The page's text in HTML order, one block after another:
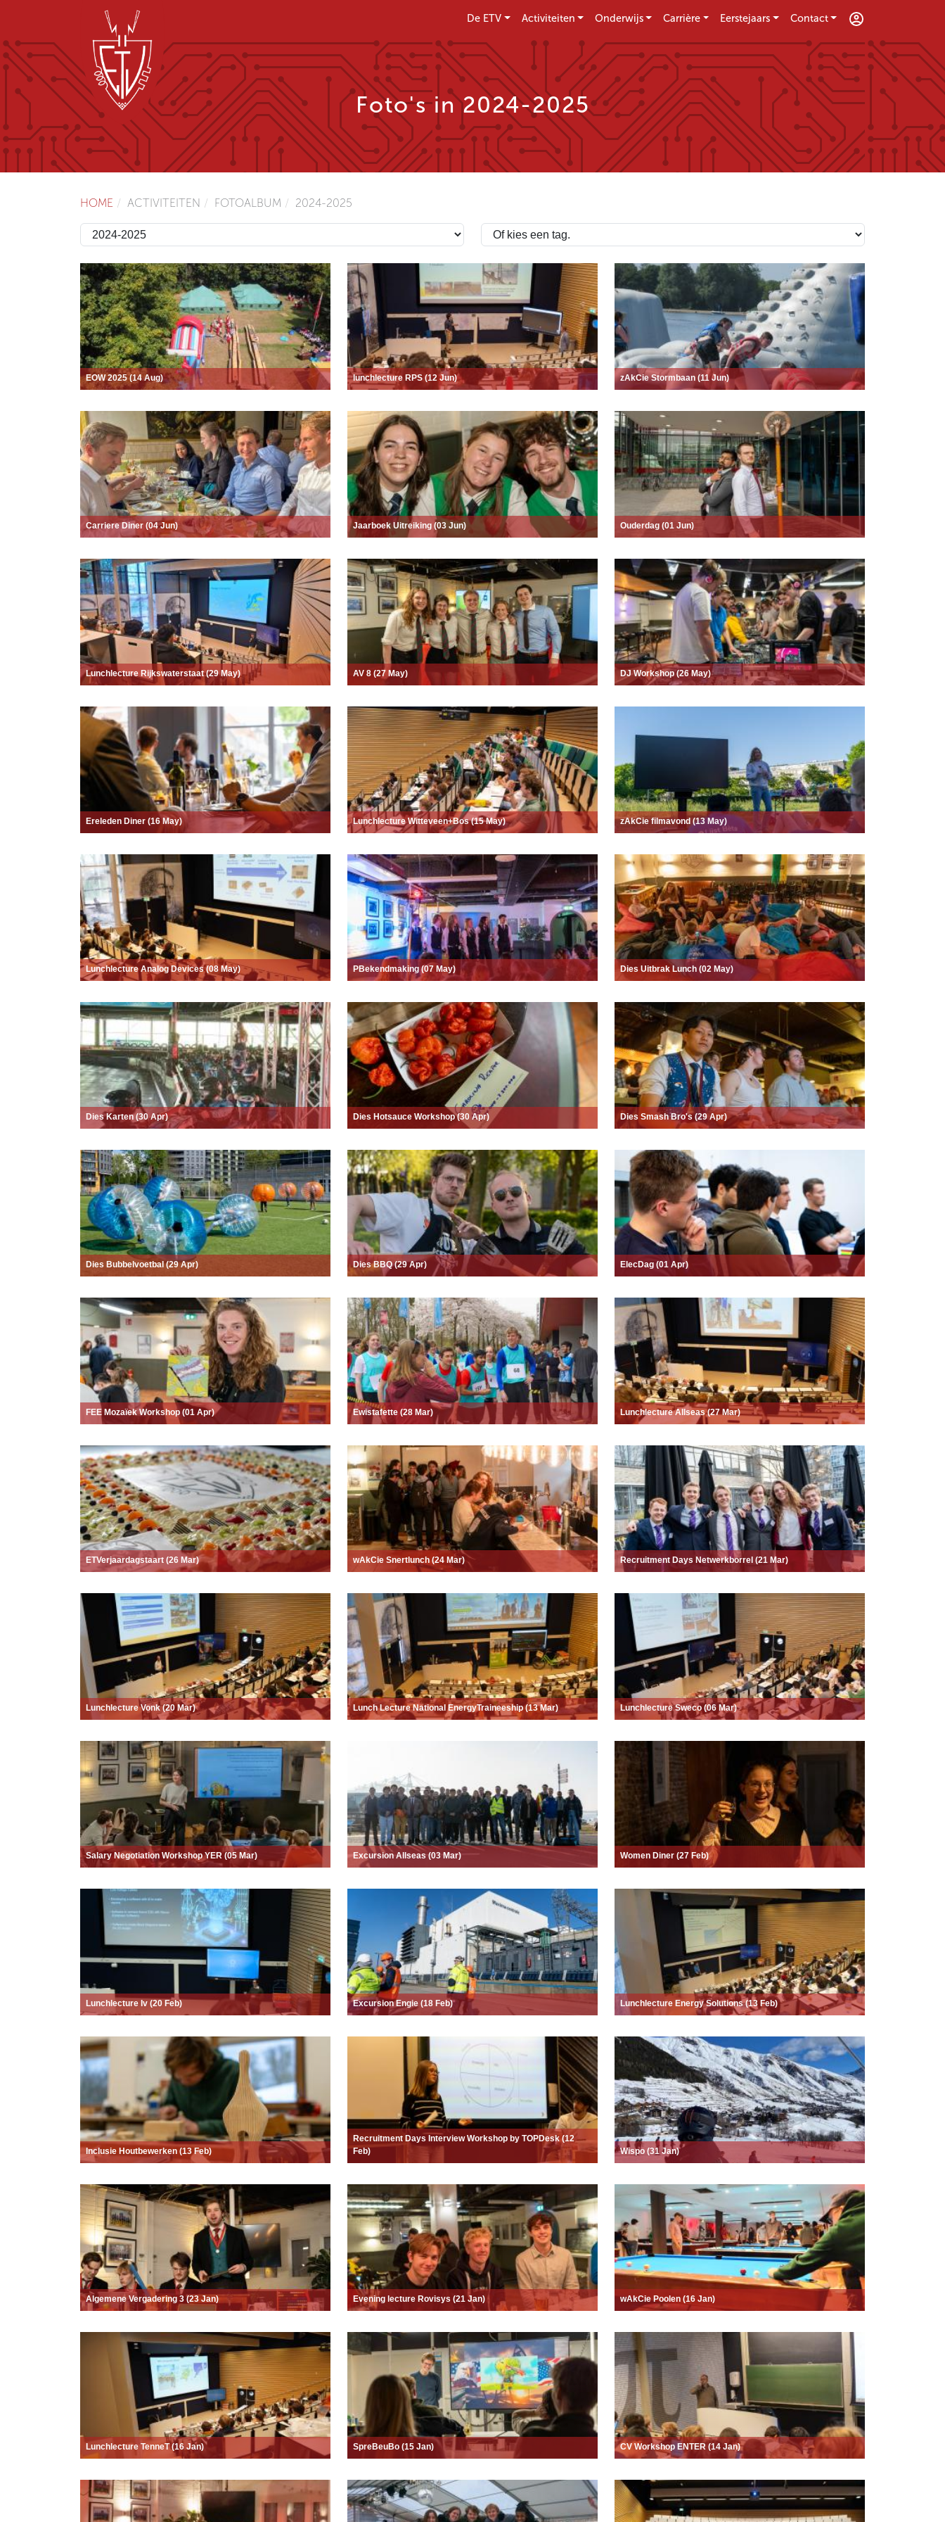
De ETV Activiteiten Onderwijs Carrière Eerstejaars Contact
Foto's in 2024-2025
HOME ACTIVITEITEN FOTOALBUM 2024-2025
EOW 2025 (14 Aug) lunchlecture RPS (12 Jun) zAkCie Stormbaan (11 Jun)
Carriere Diner (04 Jun) Jaarboek Uitreiking (03 Jun) Ouderdag (01 Jun)
Lunchlecture Rijkswaterstaat (29 May) AV 8 (27 May) DJ Workshop (26 May)
Ereleden Diner (16 May) Lunchlecture Witteveen+Bos (15 May) zAkCie filmavond (13 May)
Lunchlecture Analog Devices (08 May) PBekendmaking (07 May) Dies Uitbrak Lunch (02 May)
Dies Karten (30 Apr) Dies Hotsauce Workshop (30 Apr) Dies Smash Bro's (29 Apr)
Dies Bubbelvoetbal (29 Apr) Dies BBQ (29 Apr) ElecDag (01 Apr)
FEE Mozaïek Workshop (01 Apr) Ewistafette (28 Mar) Lunchlecture Allseas (27 Mar)
ETVerjaardagstaart (26 Mar) wAkCie Snertlunch (24 Mar) Recruitment Days Netwerkborrel (21 Mar)
Lunchlecture Vonk (20 Mar) Lunch Lecture National EnergyTraineeship (13 Mar) Lunchlecture Sweco (06 Mar)
Salary Negotiation Workshop YER (05 Mar) Excursion Allseas (03 Mar) Women Diner (27 Feb)
Lunchlecture Iv (20 Feb) Excursion Engie (18 Feb) Lunchlecture Energy Solutions (13 Feb)
Inclusie Houtbewerken (13 Feb)
Recruitment Days Interview Workshop by TOPDesk (12
Feb)
Wispo (31 Jan)
Algemene Vergadering 3 (23 Jan) Evening lecture Rovisys (21 Jan) wAkCie Poolen (16 Jan)
Lunchlecture TenneT (16 Jan) SpreBeuBo (15 Jan) CV Workshop ENTER (14 Jan)